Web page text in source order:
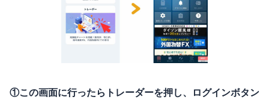
①この画面に行ったらトレーダーを押し、ログインボタン